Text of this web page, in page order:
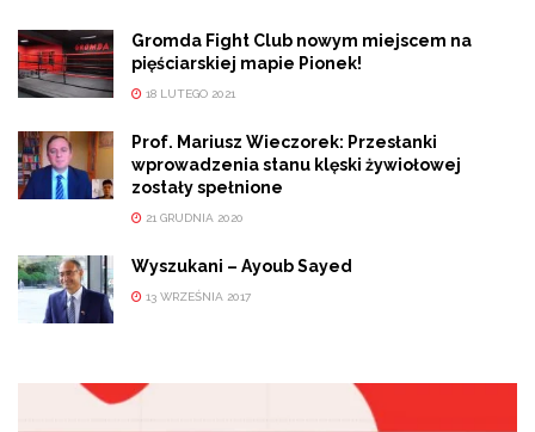
Gromda Fight Club nowym miejscem na
pięściarskiej mapie Pionek!
18 LUTEGO 2021
Prof. Mariusz Wieczorek: Przesłanki
wprowadzenia stanu klęski żywiołowej
zostały spełnione
21 GRUDNIA 2020
Wyszukani – Ayoub Sayed
13 WRZEŚNIA 2017